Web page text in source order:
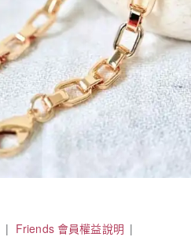
Friends 會員權益說明